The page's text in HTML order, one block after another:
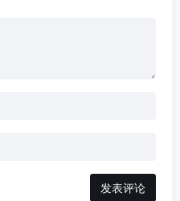
发表评论